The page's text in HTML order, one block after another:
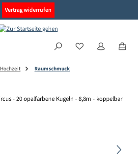
Vertrag widerrufen
Hochzeit Raumschmuck